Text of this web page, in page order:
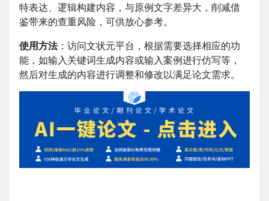
特表达、逻辑构建内容，与原例文字差异大，削减借
鉴带来的查重风险，可供放心参考。
使用方法：访问文状元平台，根据需要选择相应的功
能，如输入关键词生成内容或输入案例进行仿写等，
然后对生成的内容进行调整和修改以满足论文需求。